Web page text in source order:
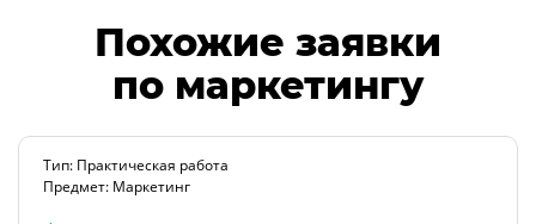
Похожие заявки
по маркетингу
Тип: Практическая работа
Предмет: Маркетинг